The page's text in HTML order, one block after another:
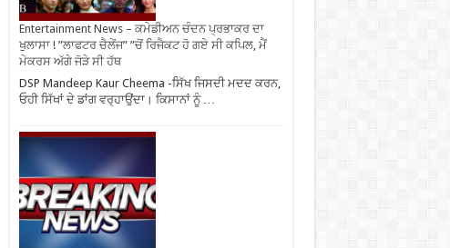
Entertainment News – ਕਮੇਡੀਅਨ ਚੰਦਨ ਪ੍ਰਭਾਕਰ ਦਾ
ਖੁਲਾਸਾ ! ”ਲਾਫਟਰ ਚੈਲੇਂਜ” ”ਚੋਂ ਰਿਜੈਕਟ ਹੋ ਗਏ ਸੀ ਕਪਿਲ, ਮੈਂ
ਮੇਕਰਸ ਅੱਗੇ ਜੋੜੇ ਸੀ ਹੱਥ
DSP Mandeep Kaur Cheema -ਸਿੱਖ ਜਿਸਦੀ ਮਦਦ ਕਰਨ,
ਓਹੀ ਸਿੱਖਾਂ ਦੇ ਡਾਂਗ ਵਰ੍ਹਾਉਂਦਾ। ਕਿਸਾਨਾਂ ਨੂੰ …